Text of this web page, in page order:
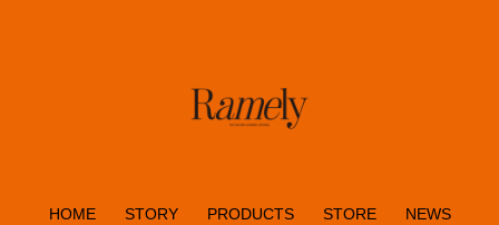
HOME STORY PRODUCTS STORE NEWS